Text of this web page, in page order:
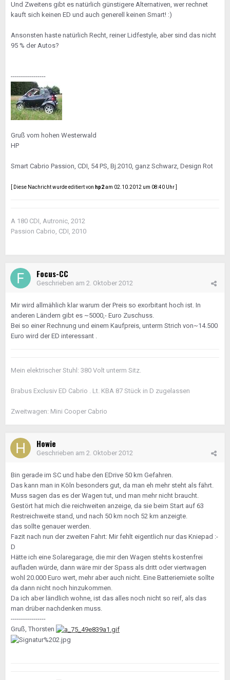
Und Zweitens gibt es natürlich günstigere Alternativen, wer rechnet
kauft sich keinen ED und auch generell keinen Smart! :)
Ansonsten haste natürlich Recht, reiner Lidfestyle, aber sind das nicht
95 % der Autos?
-----------------
Gruß vom hohen Westerwald
HP
Smart Cabrio Passion, CDI, 54 PS, Bj.2010, ganz Schwarz, Design Rot
[ Diese Nachricht wurde editiert von hp2am 02.10.2012 um 08:40 Uhr ]
A 180 CDI, Autronic, 2012
Passion Cabrio, CDI, 2010
Focus-CC
Geschrieben am 2. Oktober 2012
Mir wird allmählich klar warum der Preis so exorbitant hoch ist. In
anderen Ländern gibt es ~5000,- Euro Zuschuss.
Bei so einer Rechnung und einem Kaufpreis, unterm Strich von~14.500
Euro wird der ED interessant .
Mein elektrischer Stuhl: 380 Volt unterm Sitz.
Brabus Exclusiv ED Cabrio . Lt. KBA 87 Stück in D zugelassen
Zweitwagen: Mini Cooper Cabrio
Howie
Geschrieben am 2. Oktober 2012
Bin gerade im SC und habe den EDrive 50 km Gefahren.
Das kann man in Köln besonders gut, da man eh mehr steht als fährt.
Muss sagen das es der Wagen tut, und man mehr nicht braucht.
Gestört hat mich die reichweiten anzeige, da sie beim Start auf 63
Restreichweite stand, und nach 50 km noch 52 km anzeigte.
das sollte genauer werden.
Fazit nach nun der zweiten Fahrt: Mir fehlt eigentlich nur das Kniepad :-
D
Hätte ich eine Solaregarage, die mir den Wagen stehts kostenfrei
aufladen würde, dann wäre mir der Spass als dritt oder viertwagen
wohl 20.000 Euro wert, mehr aber auch nicht. Eine Batteriemiete sollte
da dann nicht noch hinzukommen.
Da ich aber ländlich wohne, ist das alles noch nicht so reif, als das
man drüber nachdenken muss.
-----------------
Gruß, Thorsten